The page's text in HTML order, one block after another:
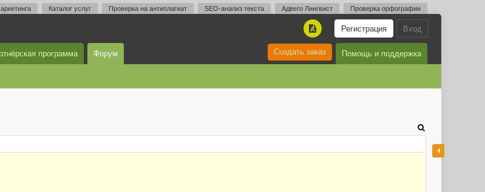
Каталог услуг Проверка на антиплагиат SEO-анализ текста Адвего Лингвист Проверка орфографии
Вход
Регистрация
A
программа Форум Помощь и поддержка
Создать заказ